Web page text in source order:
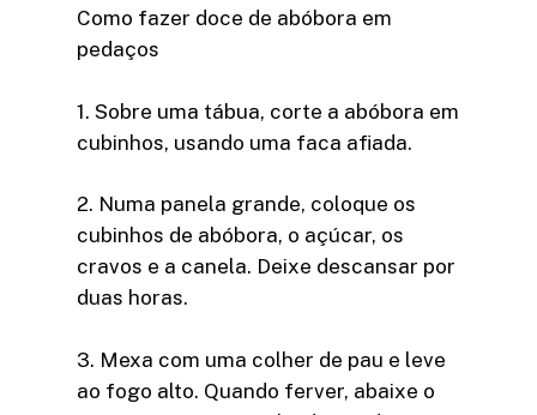
Como fazer doce de abóbora em
pedaços
1. Sobre uma tábua, corte a abóbora em
cubinhos, usando uma faca afiada.
2. Numa panela grande, coloque os
cubinhos de abóbora, o açúcar, os
cravos e a canela. Deixe descansar por
duas horas.
3. Mexa com uma colher de pau e leve
ao fogo alto. Quando ferver, abaixe o